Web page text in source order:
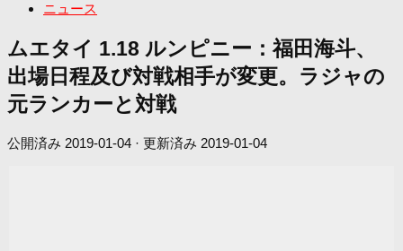
ニュース
ムエタイ 1.18 ルンピニー：福田海斗、
出場日程及び対戦相手が変更。ラジャの
元ランカーと対戦
公開済み 2019-01-04 · 更新済み 2019-01-04